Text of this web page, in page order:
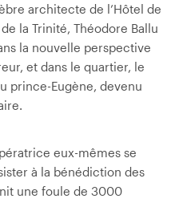
architecte de l’Hôtel de
la Trinité, Théodore Ballu
la nouvelle perspective
et dans le quartier, le
prince-Eugène, devenu
eux-mêmes se
à la bénédiction des
une foule de 3000